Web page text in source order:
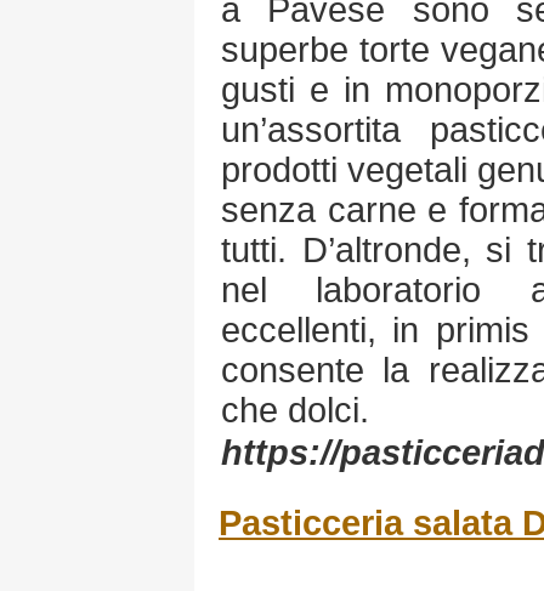
a Pavese sono
superbe torte
gusti e in
un’assortita
prodotti vegetali
senza carne e
tutti. D’altronde, si
nel laboratorio
eccellenti, in
consente la
che dolci.
https://
Pasticceria salata